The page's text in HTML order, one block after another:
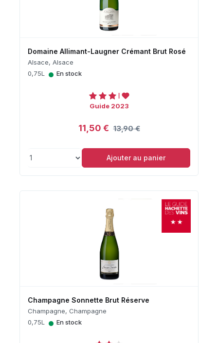
Domaine Allimant-Laugner Crémant Brut Rosé
Alsace, Alsace
0,75L
• En stock
Guide 2023
11,50 € 13,90 €
Ajouter au panier
Champagne Sonnette Brut Réserve
Champagne, Champagne
0,75L
• En stock